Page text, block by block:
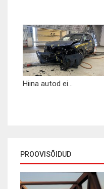
Hiina autod ei...
PROOVISÕIDUD